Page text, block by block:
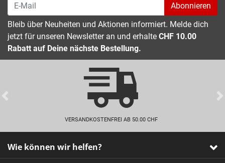
Abonnieren
Bleib über Neuheiten und Aktionen informiert. Melde dich
jetzt für unseren Newsletter an und erhalte CHF 10.00
Rabatt auf Deine nächste Bestellung.
VERSANDKOSTENFREI AB 50.00 CHF
Previous
Wie können wir helfen?